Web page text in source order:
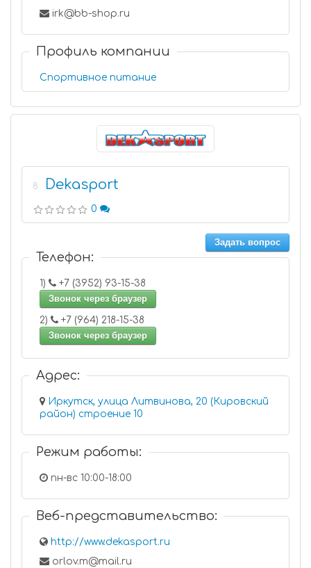
irk@bb-shop.ru
Профиль компании
Спортивное питание
8 Dekasport
0
Задать вопрос
Телефон:
1)
+7 (3952) 93-15-38
Звонок через браузер
2)
+7 (964) 218-15-38
Звонок через браузер
Адрес:
Иркутск, улица Литвинова, 20 (Кировский
район) строение 10
Режим работы:
пн-вс 10:00-18:00
Веб-представительство:
http://www.dekasport.ru
orlov.m@mail.ru